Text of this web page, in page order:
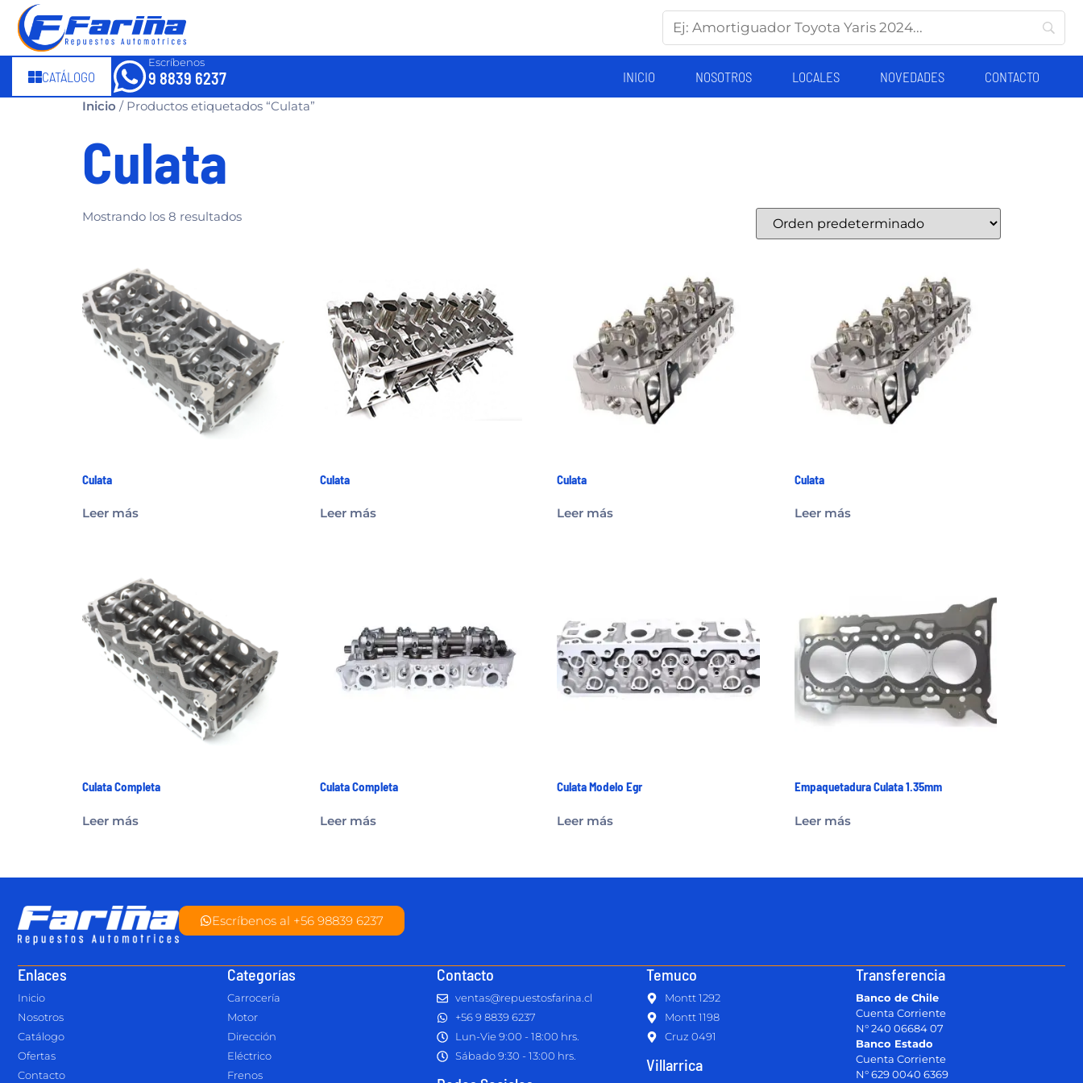
CATÁLOGO
Escríbenos
9 8839 6237 INICIO NOSOTROS LOCALES NOVEDADES CONTACTO
Inicio / Productos etiquetados “Culata”
Culata
Mostrando los 8 resultados
Culata
Leer más
Culata
Leer más
Culata
Leer más
Culata
Leer más
Culata Completa
Leer más
Culata Completa
Leer más
Culata Modelo Egr
Leer más
Empaquetadura Culata 1.35mm
Leer más
Escríbenos al +56 98839 6237
Enlaces
Inicio
Nosotros
Catálogo
Ofertas
Contacto
Categorías
Carrocería
Motor
Dirección
Eléctrico
Frenos
Contacto
ventas@repuestosfarina.cl
+56 9 8839 6237
Lun-Vie 9:00 - 18:00 hrs.
Sábado 9:30 - 13:00 hrs.
Temuco
Montt 1292
Montt 1198
Cruz 0491
Villarrica
Transferencia
Banco de Chile
Cuenta Corriente
N° 240 06684 07
Banco Estado
Cuenta Corriente
N° 629 0040 6369